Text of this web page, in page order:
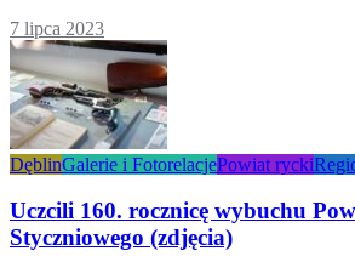
7 lipca 2023
DęblinGalerie i FotorelacjePowiat rycki
Uczcili 160. rocznicę wybuchu
Styczniowego (zdjęcia)